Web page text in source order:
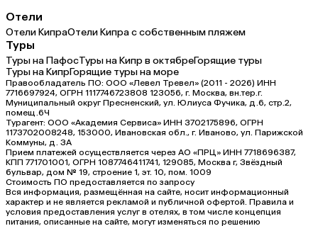
Отели
Отели КипраОтели Кипра с собственным пляжем
Туры
Туры на ПафосТуры на Кипр в октябреГорящие туры
Туры на КипрГорящие туры на море
Правообладатель ПО: ООО «Левел Тревел» (2011 - 2026) ИНН
7716697924, ОГРН 1117746723808 123056, г. Москва, вн.тер.г.
Муниципальный округ Пресненский, ул. Юлиуса Фучика, д.6, стр.2,
помещ.6Ч
Турагент: ООО «Академия Сервиса» ИНН 3702175896, ОГРН
1173702008248, 153000, Ивановская обл., г. Иваново, ул. Парижской
Коммуны, д. ЗА
Прием платежей осуществляется через АО «ПРЦ» ИНН 7718696387,
КПП 771701001, ОГРН 1087746411741, 129085, Москва г, Звёздный
бульвар, дом № 19, строение 1, эт. 10, пом. 1009
Стоимость ПО предоставляется по запросу
Вся информация, размещённая на сайте, носит информационный
характер и не является рекламой и публичной офертой. Правила и
условия предоставления услуг в отелях, в том числе концепция
питания, описанные на сайте, могут изменяться по решению